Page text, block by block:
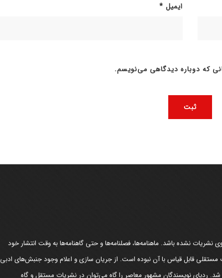
ایمیل *
که دوباره دیدگاهی می‌نویسم.
نشده باشد. ماهنامه‌ها، فصلنامه‌ها و حتی گاهنامه‌ها به وقت انتشار خود
مستقلی قابل قیاس با آن نبوده است. از جریان سازی و اعلام وجود جنبش‌های ادبی
شد. ردپای نویسندگان مشهور معاصر را گاه می‌توان در نشریات مستقل و گاه